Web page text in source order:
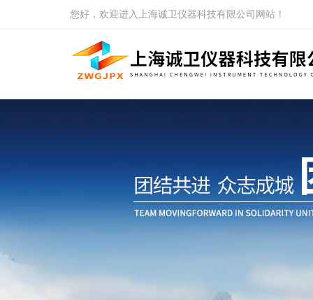
您好，欢迎进入上海诚卫仪器科技有限公司网站！